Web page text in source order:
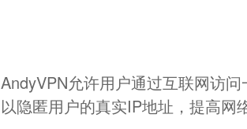
AndyVPN允许用户通过互联网访
以隐匿用户的真实IP地址，提高网